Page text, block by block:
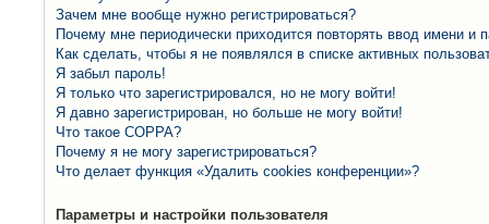
Зачем мне вообще нужно регистрироваться?
Почему мне периодически приходится повторять ввод имени и
Как сделать, чтобы я не появлялся в списке активных
Я забыл пароль!
Я только что зарегистрировался, но не могу войти!
Я давно зарегистрирован, но больше не могу войти!
Что такое COPPA?
Почему я не могу зарегистрироваться?
Что делает функция «Удалить cookies конференции»?
Параметры и настройки пользователя